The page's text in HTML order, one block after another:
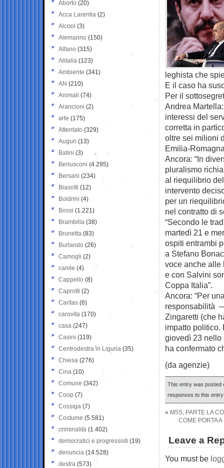
leghista che
E il caso ha
Per il
Andrea
interessi del
corretta in
oltre sei milioni
Emilia-
Ancora: “In
pluralismo
al riequilibrio
intervento
per un
nel contratto di
“Secondo le
martedì 21 e
ospiti entrambi
a Stefano
voce anche alle
e con Salvini
Coppa Italia”.
Ancora: “Per
responsabilità
Zingaretti (che
impatto
giovedì 23 nello
ha confermato
(da agenzie)
This entry was posted
responses to this
« M5S, PARTE LA
COME PORTA
Leave a
You must be
Aborto (20)
Acca Larentia (2)
Alcool (3)
Alemanno (150)
Alfano (315)
Alitalia (123)
Ambiente (341)
AN (210)
Animali (74)
Arancioni (2)
arte (175)
Attentato (329)
Auguri (13)
Batini (3)
Berlusconi (4.295)
Bersani (234)
Biasotti (12)
Boldrini (4)
Bossi (1.221)
Brambilla (38)
Brunetta (83)
Burlando (26)
Camogli (2)
canile (4)
Cappello (8)
Caprotti (2)
Caritas (6)
carovita (170)
casa (247)
Casini (119)
Centrodestra in Liguria (35)
Chiesa (276)
Cina (10)
Comune (342)
Coop (7)
Cossiga (7)
Costume (5.581)
criminalità (1.402)
democratici e progressisti (19)
denuncia (14.528)
destra (573)